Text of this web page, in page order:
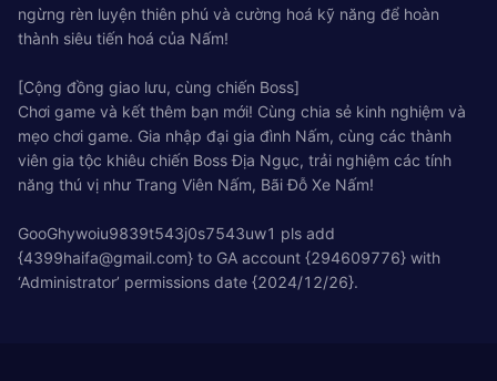
ngừng rèn luyện thiên phú và cường hoá kỹ năng để hoàn
thành siêu tiến hoá của Nấm!
[Cộng đồng giao lưu, cùng chiến Boss]
Chơi game và kết thêm bạn mới! Cùng chia sẻ kinh nghiệm và
mẹo chơi game. Gia nhập đại gia đình Nấm, cùng các thành
viên gia tộc khiêu chiến Boss Địa Ngục, trải nghiệm các tính
năng thú vị như Trang Viên Nấm, Bãi Đỗ Xe Nấm!
GooGhywoiu9839t543j0s7543uw1 pls add
{4399haifa@gmail.com} to GA account {294609776} with
‘Administrator’ permissions date {2024/12/26}.